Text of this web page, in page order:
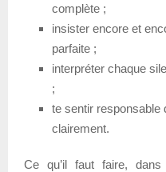
complète ;
insister encore et
parfaite ;
interpréter chaque
;
te sentir responsable
clairement.
Ce qu’il faut faire,